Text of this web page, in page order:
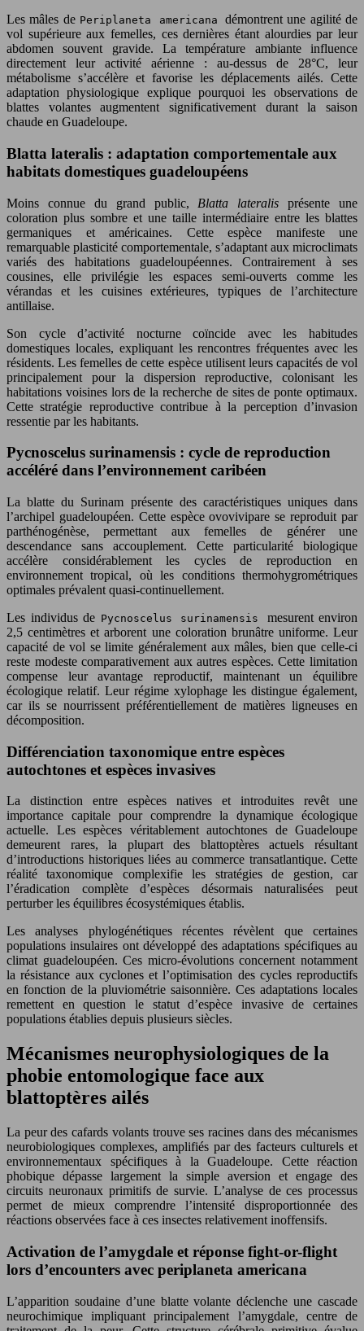
Les mâles de Periplaneta americana démontrent une agilité de
vol supérieure aux femelles, ces dernières étant alourdies par leur
abdomen souvent gravide. La température ambiante influence
directement leur activité aérienne : au-dessus de 28°C, leur
métabolisme s’accélère et favorise les déplacements ailés. Cette
adaptation physiologique explique pourquoi les observations de
blattes volantes augmentent significativement durant la saison
chaude en Guadeloupe.
Blatta lateralis : adaptation comportementale aux
habitats domestiques guadeloupéens
Moins connue du grand public, Blatta lateralisprésente une
coloration plus sombre et une taille intermédiaire entre les blattes
germaniques et américaines. Cette espèce manifeste une
remarquable plasticité comportementale, s’adaptant aux microclimats
variés des habitations guadeloupéennes. Contrairement à ses
cousines, elle privilégie les espaces semi-ouverts comme les
vérandas et les cuisines extérieures, typiques de l’architecture
antillaise.
Son cycle d’activité nocturne coïncide avec les habitudes
domestiques locales, expliquant les rencontres fréquentes avec les
résidents. Les femelles de cette espèce utilisent leurs capacités de vol
principalement pour la dispersion reproductive, colonisant les
habitations voisines lors de la recherche de sites de ponte optimaux.
Cette stratégie reproductive contribue à la perception d’invasion
ressentie par les habitants.
Pycnoscelus surinamensis : cycle de reproduction
accéléré dans l’environnement caribéen
La blatte du Surinam présente des caractéristiques uniques dans
l’archipel guadeloupéen. Cette espèce ovovivipare se reproduit par
parthénogénèse, permettant aux femelles de générer une
descendance sans accouplement. Cette particularité biologique
accélère considérablement les cycles de reproduction en
environnement tropical, où les conditions thermohygrométriques
optimales prévalent quasi-continuellement.
Les individus de Pycnoscelus surinamensis mesurent environ
2,5 centimètres et arborent une coloration brunâtre uniforme. Leur
capacité de vol se limite généralement aux mâles, bien que celle-ci
reste modeste comparativement aux autres espèces. Cette limitation
compense leur avantage reproductif, maintenant un équilibre
écologique relatif. Leur régime xylophage les distingue également,
car ils se nourrissent préférentiellement de matières ligneuses en
décomposition.
Différenciation taxonomique entre espèces
autochtones et espèces invasives
La distinction entre espèces natives et introduites revêt une
importance capitale pour comprendre la dynamique écologique
actuelle. Les espèces véritablement autochtones de Guadeloupe
demeurent rares, la plupart des blattoptères actuels résultant
d’introductions historiques liées au commerce transatlantique. Cette
réalité taxonomique complexifie les stratégies de gestion, car
l’éradication complète d’espèces désormais naturalisées peut
perturber les équilibres écosystémiques établis.
Les analyses phylogénétiques récentes révèlent que certaines
populations insulaires ont développé des adaptations spécifiques au
climat guadeloupéen. Ces micro-évolutions concernent notamment
la résistance aux cyclones et l’optimisation des cycles reproductifs
en fonction de la pluviométrie saisonnière. Ces adaptations locales
remettent en question le statut d’espèce invasive de certaines
populations établies depuis plusieurs siècles.
Mécanismes neurophysiologiques de la
phobie entomologique face aux
blattoptères ailés
La peur des cafards volants trouve ses racines dans des mécanismes
neurobiologiques complexes, amplifiés par des facteurs culturels et
environnementaux spécifiques à la Guadeloupe. Cette réaction
phobique dépasse largement la simple aversion et engage des
circuits neuronaux primitifs de survie. L’analyse de ces processus
permet de mieux comprendre l’intensité disproportionnée des
réactions observées face à ces insectes relativement inoffensifs.
Activation de l’amygdale et réponse fight-or-flight
lors d’encounters avec periplaneta americana
L’apparition soudaine d’une blatte volante déclenche une cascade
neurochimique impliquant principalement l’amygdale, centre de